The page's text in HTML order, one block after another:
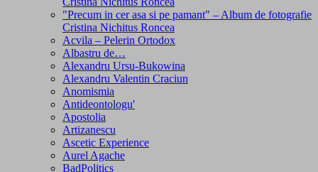
"Precum in cer asa si pe pamant" – Album de fotografie
Cristina Nichitus Roncea
Acvila – Pelerin Ortodox
Albastru de…
Alexandru Ursu-Bukowina
Alexandru Valentin Craciun
Anomismia
Antideontologu'
Apostolia
Artizanescu
Ascetic Experience
Aurel Agache
BadPolitics